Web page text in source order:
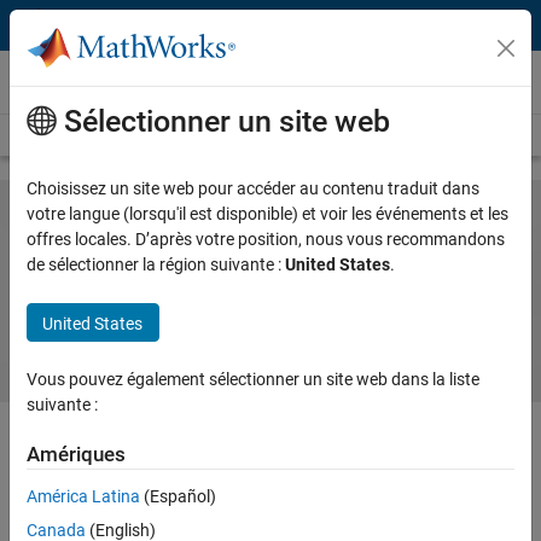
Passer au contenu
MATLAB et Simulink pour les startups
Overview EV Startups Accelerator Program
Build Your Electric Vehicle Startup
with MATLAB and Simulink
®
Simulink®to develop embedded control software, gain insight into
real-world usage, and reduce vehicle testing.
Sélectionner un site web
Choisissez un site web pour accéder au contenu traduit dans
votre langue (lorsqu'il est disponible) et voir les événements et les
offres locales. D’après votre position, nous vous recommandons
de sélectionner la région suivante :United States.
United States
Vous pouvez également sélectionner un site web dans la liste
suivante :
Amériques
América Latina (Español)
Canada (English)